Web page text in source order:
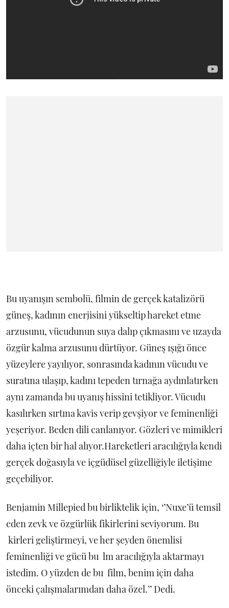
Bu uyanışın sembolü, filmin de gerçek katalizörü
güneş, kadının enerjisini yükseltip hareket etme
arzusunu, vücudunun suya dalıp çıkmasını ve uzayda
özgür kalma arzusunu dürtüyor. Güneş ışığı önce
yüzeylere yayılıyor, sonrasında kadının vücudu ve
suratına ulaşıp, kadını tepeden tırnağa aydınlatırken
aynı zamanda bu uyanış hissini tetikliyor. Vücudu
kasılırken sırtına kavis verip gevşiyor ve feminenliği
yeşeriyor. Beden dili canlanıyor. Gözleri ve mimikleri
daha içten bir hal alıyor.Hareketleri aracılığıyla kendi
gerçek doğasıyla ve içgüdüsel güzelliğiyle iletişime
geçebiliyor.
Benjamin Millepied bu birliktelik için, ‘’Nuxe’ü temsil
eden zevk ve özgürlük fikirlerini seviyorum. Bu
kirleri geliştirmeyi, ve her şeyden önemlisi
feminenliği ve gücü bu lm aracılığıyla aktarmayı
istedim. O yüzden de bu film, benim için daha
önceki çalışmalarımdan daha özel.’’ Dedi.